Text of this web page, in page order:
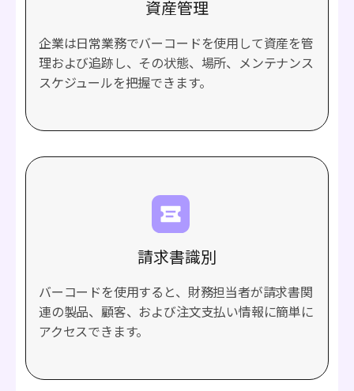
資産管理
企業は日常業務でバーコードを使用して資産を管
理および追跡し、その状態、場所、メンテナンス
スケジュールを把握できます。
請求書識別
バーコードを使用すると、財務担当者が請求書関
連の製品、顧客、および注文支払い情報に簡単に
アクセスできます。